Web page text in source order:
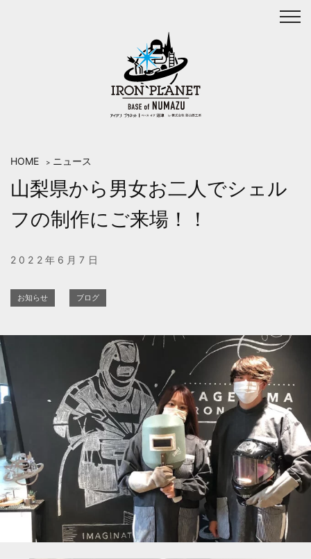
HOME > ニュース
山梨県から男女お二人でシェル
フの制作にご来場！！
2022年6月7日
お知らせ ブログ